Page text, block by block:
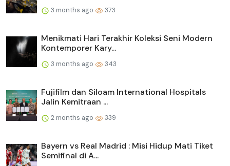
3 months ago 373
Menikmati Hari Terakhir Koleksi Seni Modern
Kontemporer Kary...
3 months ago 343
Fujifilm dan Siloam International Hospitals
Jalin Kemitraan ...
2 months ago 339
Bayern vs Real Madrid : Misi Hidup Mati Tiket
Semifinal di A...